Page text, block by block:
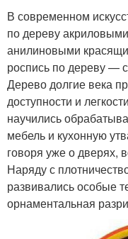
В современном
по дереву
анилиновыми
роспись по дереву —
Дерево долгие века
доступности и
научились
мебель и кухонную
говоря уже о дверях,
Наряду с
развивались особые
орнаментальная